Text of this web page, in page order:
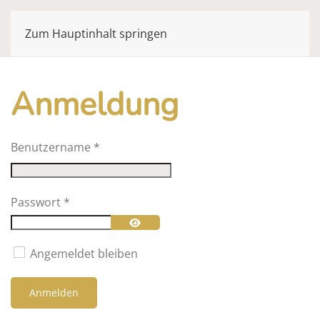
Zum Hauptinhalt springen
Anmeldung
Benutzername *
Passwort *
Passwort anzeigen
Angemeldet bleiben
Anmelden